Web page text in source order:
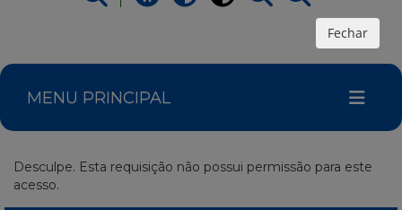
MENU PRINCIPAL
Desculpe. Esta requisição não possui permissão para este
acesso.
Fechar